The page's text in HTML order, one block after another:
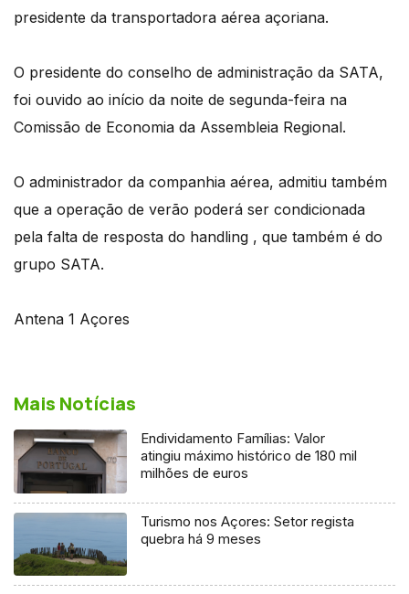
presidente da transportadora aérea açoriana.
O presidente do conselho de administração da SATA,
foi ouvido ao início da noite de segunda-feira na
Comissão de Economia da Assembleia Regional.
O administrador da companhia aérea, admitiu também
que a operação de verão poderá ser condicionada
pela falta de resposta do handling , que também é do
grupo SATA.
Antena 1 Açores
Mais Notícias
Endividamento Famílias: Valor
atingiu máximo histórico de 180 mil
milhões de euros
Turismo nos Açores: Setor regista
quebra há 9 meses